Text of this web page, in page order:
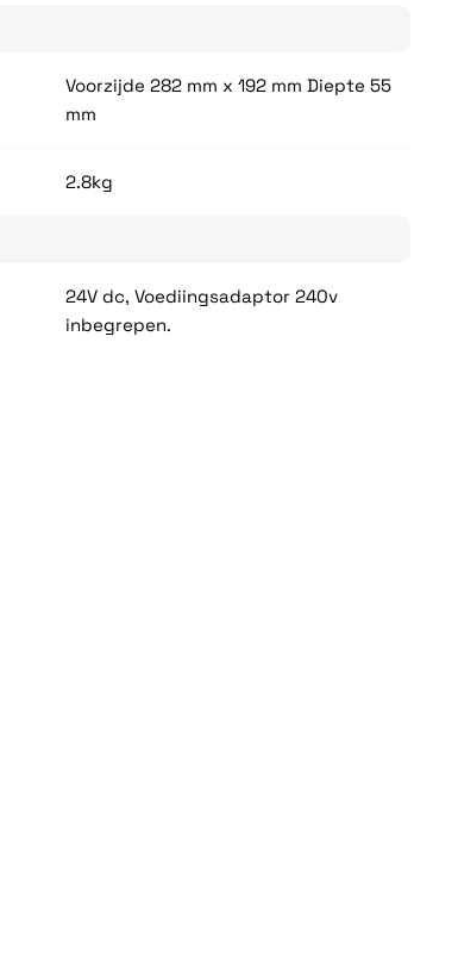
Voorzijde 282 mm x 192 mm Diepte 55
mm
2.8kg
24V dc, Voediingsadaptor 240v
inbegrepen.